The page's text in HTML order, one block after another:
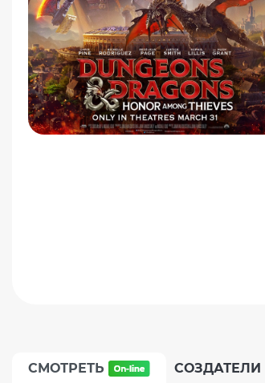
СМОТРЕТЬ СОЗДАТЕЛИ